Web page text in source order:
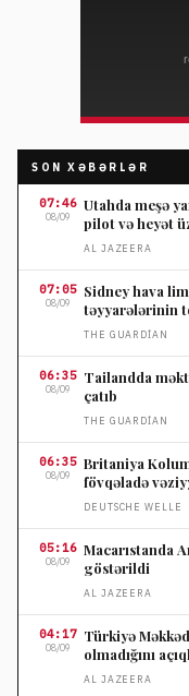
SON XƏBƏRLƏR
07:46
08/09
Utahda meşə
pilot və heyət
AL JAZEERA
07:05
08/09
Sidney hava
təyyarələrinin
THE GUARDIAN
06:35
08/09
Tailandda
çatıb
THE GUARDIAN
06:35
08/09
Britaniya
fövqəladə
DEUTSCHE WELLE
05:16
08/09
Macarıstanda
göstərildi
AL JAZEERA
04:17
08/09
Türkiyə
olmadığını
AL JAZEERA